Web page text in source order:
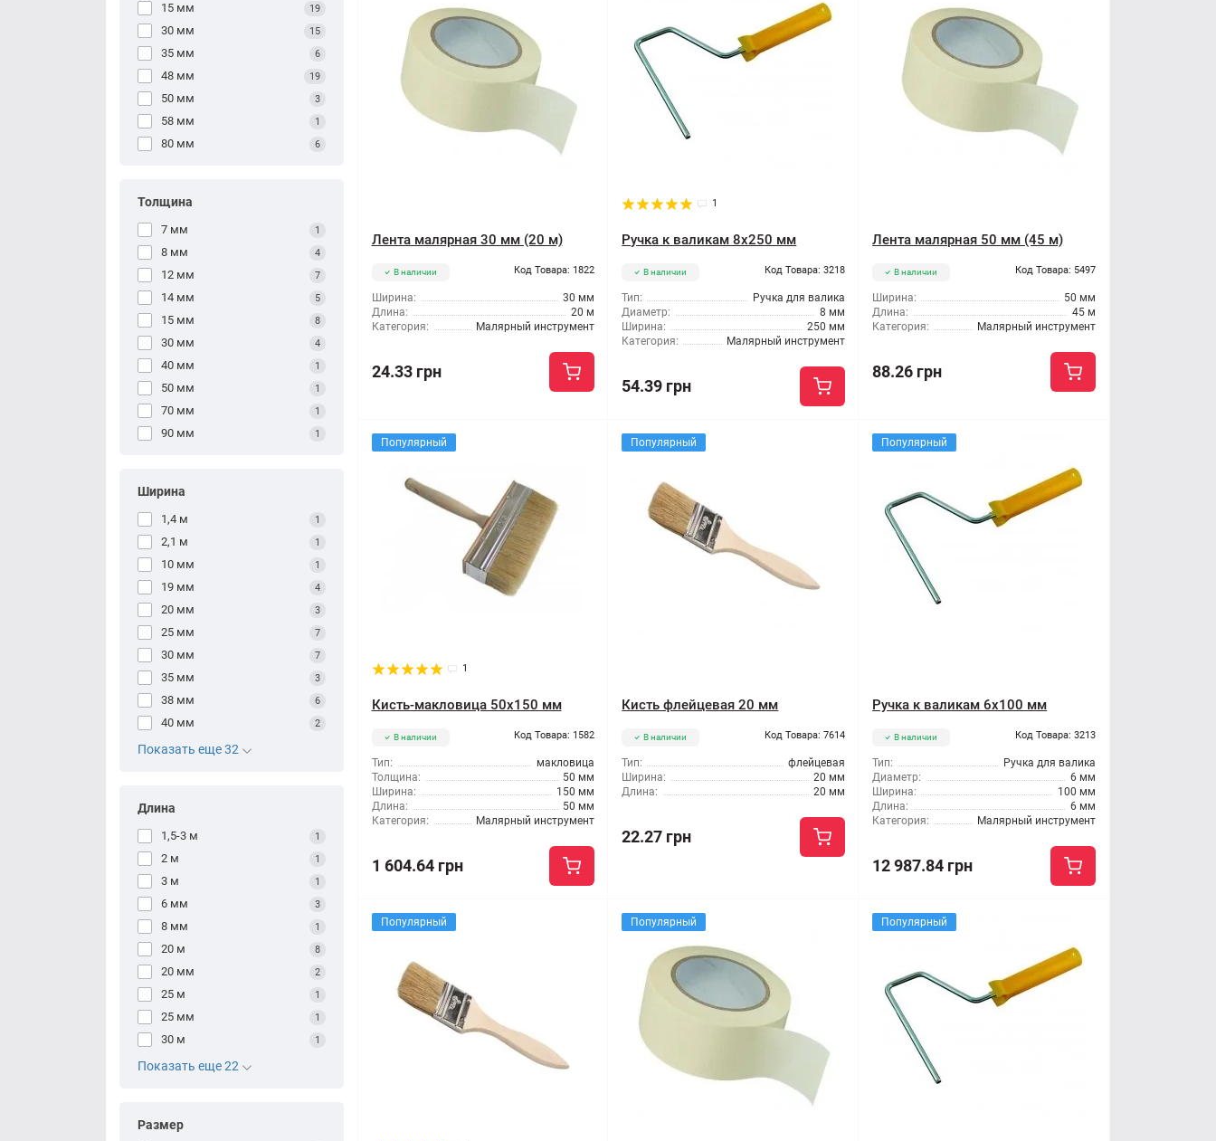
15 мм 19
30 мм 15
35 мм 6
48 мм 19
50 мм 3
58 мм 1
80 мм 6
Толщина
7 мм 1
8 мм 4
12 мм 7
14 мм 5
15 мм 8
30 мм 4
40 мм 1
50 мм 1
70 мм 1
90 мм 1
Ширина
1,4 м 1
2,1 м 1
10 мм 1
19 мм 4
20 мм 3
25 мм 7
30 мм 7
35 мм 3
38 мм 6
40 мм 2
Показать еще 32
Длина
1,5-3 м 1
2 м 1
3 м 1
6 мм 3
8 мм 1
20 м 8
20 мм 2
25 м 1
25 мм 1
30 м 1
Показать еще 22
Размер
Лента малярная 30 мм (20 м)
В наличии Код Товара: 1822
Ширина:
30 мм
Длина:
20 м
Категория:
Малярный инструмент
24.33 грн
1
Ручка к валикам 8x250 мм
В наличии Код Товара: 3218
Тип:
Ручка для валика
Диаметр:
8 мм
Ширина:
250 мм
Категория:
Малярный инструмент
54.39 грн
Лента малярная 50 мм (45 м)
В наличии Код Товара: 5497
Ширина:
50 мм
Длина:
45 м
Категория:
Малярный инструмент
88.26 грн
Популярный
1
Кисть-макловица 50x150 мм
В наличии Код Товара: 1582
Тип:
макловица
Толщина:
50 мм
Ширина:
150 мм
Длина:
50 мм
Категория:
Малярный инструмент
1 604.64 грн
Популярный
Кисть флейцевая 20 мм
В наличии Код Товара: 7614
Тип:
флейцевая
Ширина:
20 мм
Длина:
20 мм
22.27 грн
Популярный
Ручка к валикам 6x100 мм
В наличии Код Товара: 3213
Тип:
Ручка для валика
Диаметр:
6 мм
Ширина:
100 мм
Длина:
6 мм
Категория:
Малярный инструмент
12 987.84 грн
Популярный Популярный Популярный